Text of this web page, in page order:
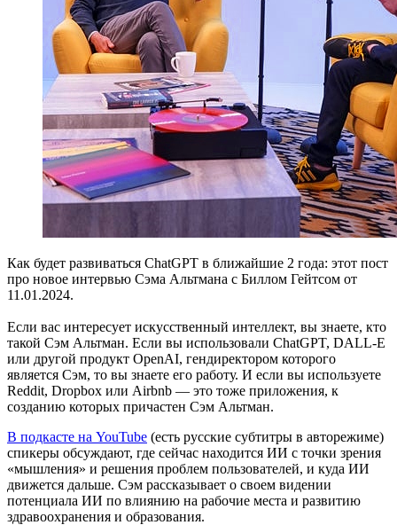
Как будет развиваться ChatGPT в ближайшие 2 года: этот пост
про новое интервью Сэма Альтмана с Биллом Гейтсом от
11.01.2024.
Если вас интересует искусственный интеллект, вы знаете, кто
такой Сэм Альтман. Если вы использовали ChatGPT, DALL-E
или другой продукт OpenAI, гендиректором которого
является Сэм, то вы знаете его работу. И если вы используете
Reddit, Dropbox или Airbnb — это тоже приложения, к
созданию которых причастен Сэм Альтман.
В подкасте на YouTube (есть русские субтитры в авторежиме)
спикеры обсуждают, где сейчас находится ИИ с точки зрения
«мышления» и решения проблем пользователей, и куда ИИ
движется дальше. Сэм рассказывает о своем видении
потенциала ИИ по влиянию на рабочие места и развитию
здравоохранения и образования.